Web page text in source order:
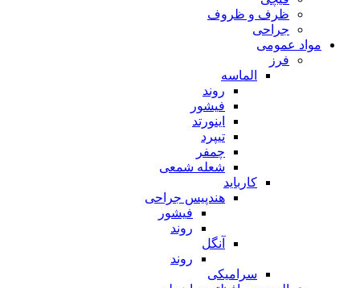
ظرف و ظروف
جراحی
مواد عمومی
فرز
الماسه
روند
فیشور
اینورتد
تیپرد
چمفر
شعله شمعی
کارباید
هندپیس جراحی
فیشور
روند
آنگل
روند
سرامیکی